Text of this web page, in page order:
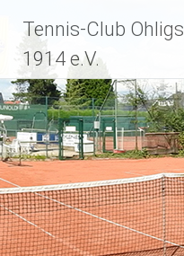
Inhalt
springen
Tennis-Club Ohligs
1914 e.V.